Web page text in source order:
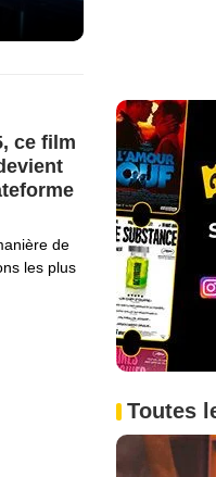
ce film
de
les plus
Toutes